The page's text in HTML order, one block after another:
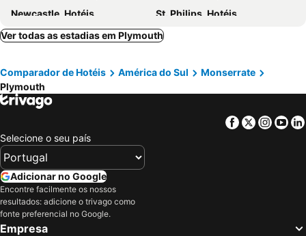
Newcastle, Hotéis
St. Philips, Hotéis
Sainte Rose, Guadalupe Hotéis
Long Bay, Hotéis
Les Abymes, Guadalupe Hotéis
Baillif, Guadalupe Hotéis
Morne-á-L´eau, Guadalupe Hotéis
Saint-Claude, Guadalupe Hotéis
Ver todas as estadias em Plymouth
Comparador de Hotéis América do Sul
Monserrate
Plymouth
Facebook
Twitter
Selecione o seu país
Adicionar no Google
Encontre facilmente os nossos
resultados: adicione o trivago como
fonte preferencial no Google.
Empresa